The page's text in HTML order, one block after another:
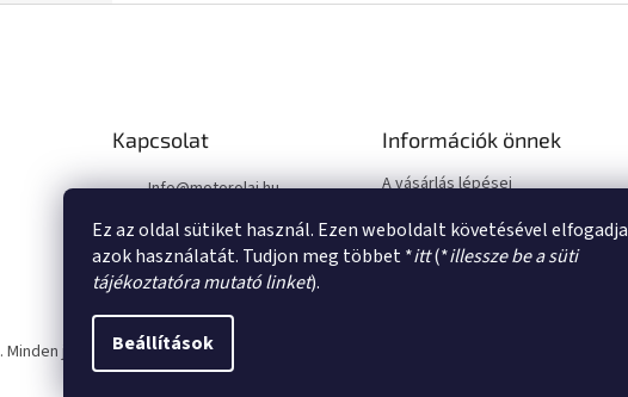
Ez az oldal sütiket használ. Ezen weboldalt követésével elfogadja
azok használatát. Tudjon meg többet *itt(*illessze be a süti
tájékoztatóra mutató linket).
Beállítások
Kapcsolat
Info@motorolaj.hu
Információk önnek
A vásárlás lépései
Adatkezelési tájékoztató
. Minden jog fenntartva.